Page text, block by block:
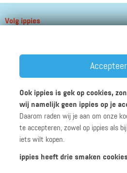
Volg ippies
Werken bij ippies Zakelijk
Privacyverklaring
Accepteer
Ook ippies is gek op cookies,
wij namelijk geen ippies op je
Daarom raden wij je aan om onze
te accepteren, zowel op ippies als
iets wilt kopen.
ippies heeft drie smaken